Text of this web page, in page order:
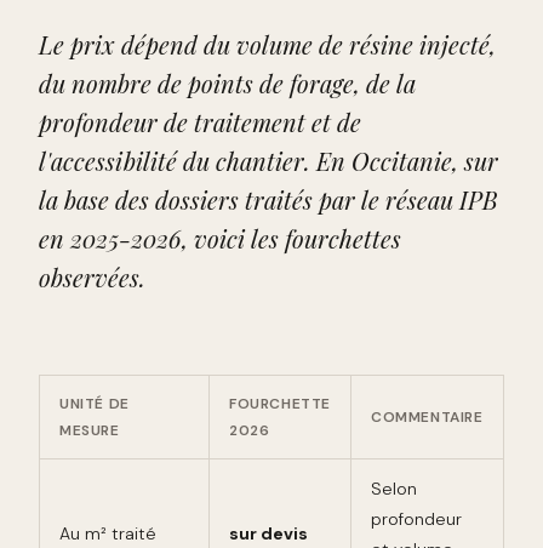
Le prix dépend du volume de résine injecté,
du nombre de points de forage, de la
profondeur de traitement et de
l'accessibilité du chantier. En Occitanie, sur
la base des dossiers traités par le réseau IPB
en 2025-2026, voici les fourchettes
observées.
UNITÉ DE
MESURE
FOURCHETTE
2026
COMMENTAIRE
Au m² traité sur devis
Selon
profondeur